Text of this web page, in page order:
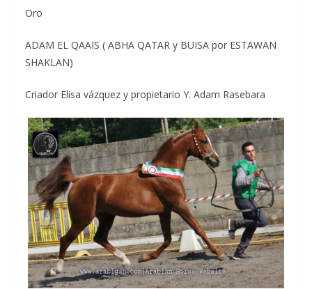
Oro
ADAM EL QAAIS ( ABHA QATAR y BUISA por ESTAWAN
SHAKLAN)
Criador Elisa vázquez y propietario Y. Adam Rasebara